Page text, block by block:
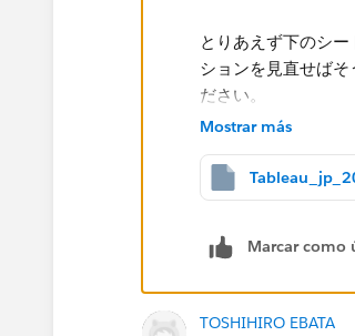
とりあえず下のシ
ションを見直せば
ださい。
Mostrar más
Marcar como
TOSHIHIRO EBATA